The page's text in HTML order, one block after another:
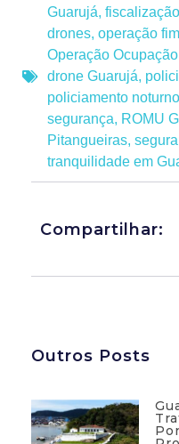
Guarujá,
drones, operação
Operação
drone Guarujá,
policiamento
segurança, ROMU
Pitangueiras,
tranquilidade em
Compartilhar:
Outros Posts